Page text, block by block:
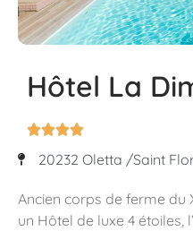
Hôtel La

20232 Oletta /Saint
Ancien corps de ferme du
un Hôtel de luxe 4 étoiles,